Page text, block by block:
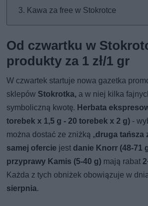
Kawa za free w Stokrotce
Od czwartku w
produkty za 1 zł/1 gr
W czwartek startuje nowa gazetka
sklepów Stokrotka, a w niej kilka
symboliczną kwotę. Herbata
torebek x 1,5 g - 20 torebek x 2 g) -
można dostać ze zniżką „druga tańsza
samej ofercie jest danie Knorr (48-71
przyprawy Kamis (5-40 g) mają rabat
Każda z tych obniżek obowiązuje w
sierpnia.